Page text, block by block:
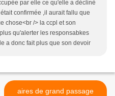
par elle ce qu'elle a décliné
confirmée ,il aurait fallu que
chose<br /> la ccpl et son
qu'alerter les responsabkes
a donc fait plus que son devoir
aires de grand passage